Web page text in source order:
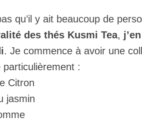
qu’il y ait beaucoup de
des thés Kusmi Tea,
. Je commence à avoir une
particulièrement :
Citron
jasmin